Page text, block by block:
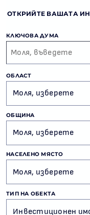
ОТКРИЙТЕ ВАШАТА
КЛЮЧОВА ДУМА
ОБЛАСТ
ОБЩИНА
НАСЕЛЕНО МЯСТО
ТИП НА ОБЕКТА